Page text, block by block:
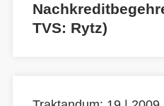
TVS: Rytz)